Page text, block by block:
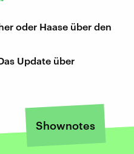
oder Haase über den
Update über
Shownotes